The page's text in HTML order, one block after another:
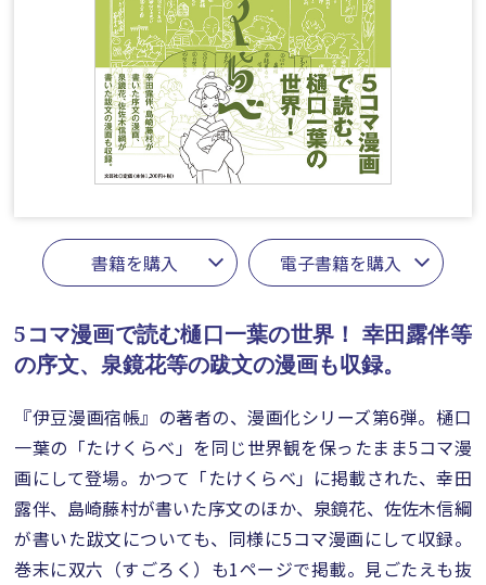
書籍を購入 電子書籍を購入
5コマ漫画で読む樋口一葉の世界！ 幸田露伴等
の序文、泉鏡花等の跋文の漫画も収録。
『伊豆漫画宿帳』の著者の、漫画化シリーズ第6弾。樋口
一葉の「たけくらべ」を同じ世界観を保ったまま5コマ漫
画にして登場。かつて「たけくらべ」に掲載された、幸田
露伴、島崎藤村が書いた序文のほか、泉鏡花、佐佐木信綱
が書いた跋文についても、同様に5コマ漫画にして収録。
巻末に双六（すごろく）も1ページで掲載。見ごたえも抜